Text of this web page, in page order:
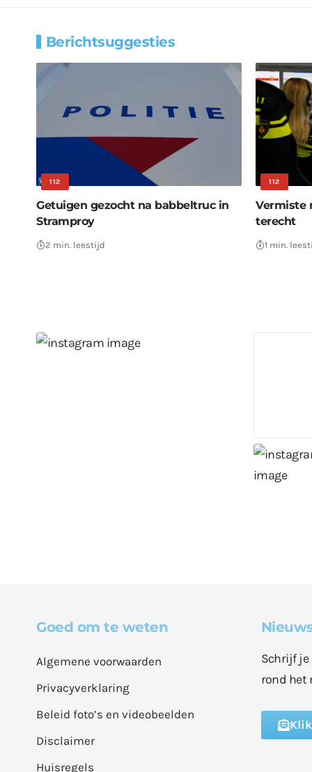
Berichtsuggesties
112
Getuigen gezocht na babbeltruc in
Stramproy
2 min. leestijd
112
Vermiste
terecht
1 min.
Goed om te weten
Algemene voorwaarden
Privacyverklaring
Beleid foto’s en videobeelden
Disclaimer
Huisregels
Schrijf je
rond het